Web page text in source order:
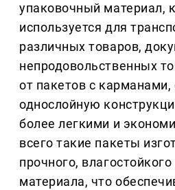
упаковочный материал,
используется для
различных товаров,
непродовольственных
от пакетов с
однослойную
более легкими и
всего такие пакеты
прочного, влагостойкого
материала, что